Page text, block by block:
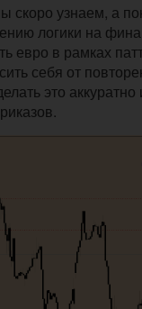
скоро узнаем, а
логики на
евро в рамках
себя от
это